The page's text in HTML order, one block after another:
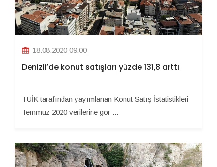
18.08.2020 09:00
Denizli’de konut satışları yüzde 131,8 arttı
TÜİK tarafından yayımlanan Konut Satış İstatistikleri
Temmuz 2020 verilerine gör ...